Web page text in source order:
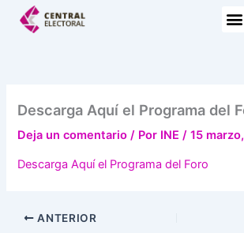
Descarga Aquí el Programa del
Deja un comentario / Por INE/15
Descarga Aquí el Programa del Foro
ANTERIOR